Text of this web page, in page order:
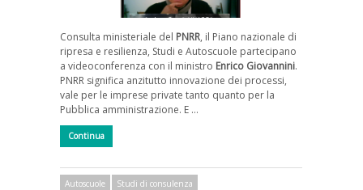
Consulta ministeriale del PNRR, il Piano nazionale di
ripresa e resilienza, Studi e Autoscuole partecipano
a videoconferenza con il ministro Enrico Giovannini.
PNRR significa anzitutto innovazione dei processi,
vale per le imprese private tanto quanto per la
Pubblica amministrazione. E …
Continua
Autoscuole Studi di consulenza